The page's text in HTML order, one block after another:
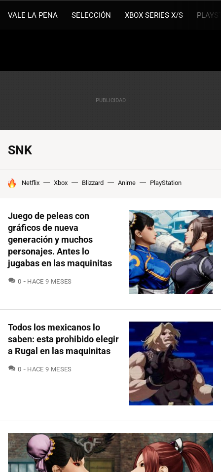
VALE LA PENA SELECCIÓN XBOX SERIES X/S
SNK
HOY SE HABLA DE
Netflix Xbox Blizzard Anime PlayStation
Juego de peleas con
gráficos de nueva
generación y muchos
personajes. Antes lo
jugabas en las maquinitas
0 COMENTARIOS
HACE 9 MESES
Todos los mexicanos lo
saben: esta prohibido elegir
a Rugal en las maquinitas
0 COMENTARIOS
HACE 9 MESES